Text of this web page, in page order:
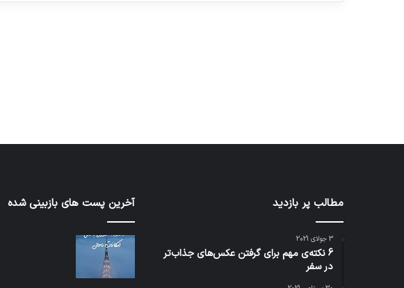
مطالب پر بازدید
3 جولای 2021
6 نکته‌ی مهم برای گرفتن عکس‌های جذاب‌تر
در سفر
آخرین پست های بازبینی شده
کدام
پیام‌رسان
کاربران
نخستین
کاملا
خودران
نقلیه
اپل